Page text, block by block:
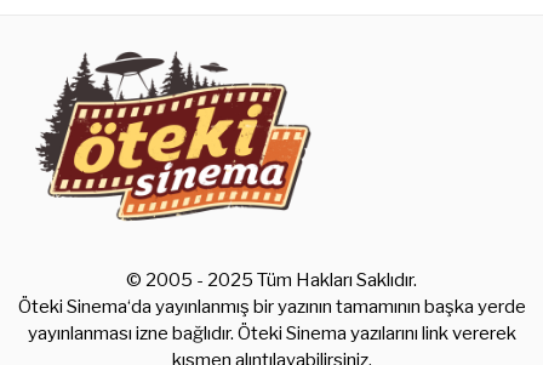
© 2005 - 2025 Tüm Hakları Saklıdır.
Öteki Sinema‘da yayınlanmış bir yazının tamamının başka yerde
yayınlanması izne bağlıdır. Öteki Sinema yazılarını link vererek
kısmen alıntılayabilirsiniz.